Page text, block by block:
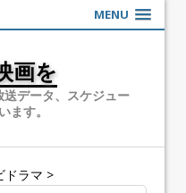
MENU
画を
送データ、スケジュー
ます。
ドラマ >